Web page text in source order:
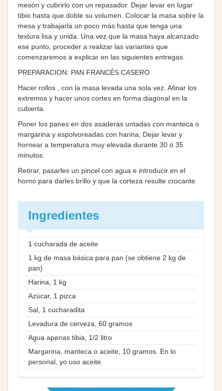
mesón y cubrirlo con un repasador. Dejar levar en lugar
tibio hasta que doble su volumen. Colocar la masa sobre la
mesa y trabajarla un poco más hasta que tenga una
textura lisa y unida. Una vez que la masa haya alcanzado
ese punto, proceder a realizar las variantes que
comenzaremos a explicar en las siguientes entregas.
PREPARACION: PAN FRANCÉS CASERO
Hacer rollos , con la masa levada una sola vez. Afinar los
extremos y hacer unos cortes en forma diagonal en la
cubierta.
Poner los panes en dos asaderas untadas con manteca o
margarina y espolvoreadas con harina, Dejar levar y
hornear a temperatura muy elevada durante 30 ó 35
minutos.
Retirar, pasarles un pincel con agua e introducir en el
horno para darles brillo y que la corteza resulte crocante.
Ingredientes
1 cucharada de aceite
1 kg de masa básica para pan (se obtiene 2 kg de
pan)
Harina, 1 kg
Azúcar, 1 pizca
Sal, 1 cucharadita
Levadura de cerveza, 60 gramos
Agua apenas tibia, 1/2 litro
Margarina, manteca o aceite, 10 gramos. En lo
personal, yo uso aceite.